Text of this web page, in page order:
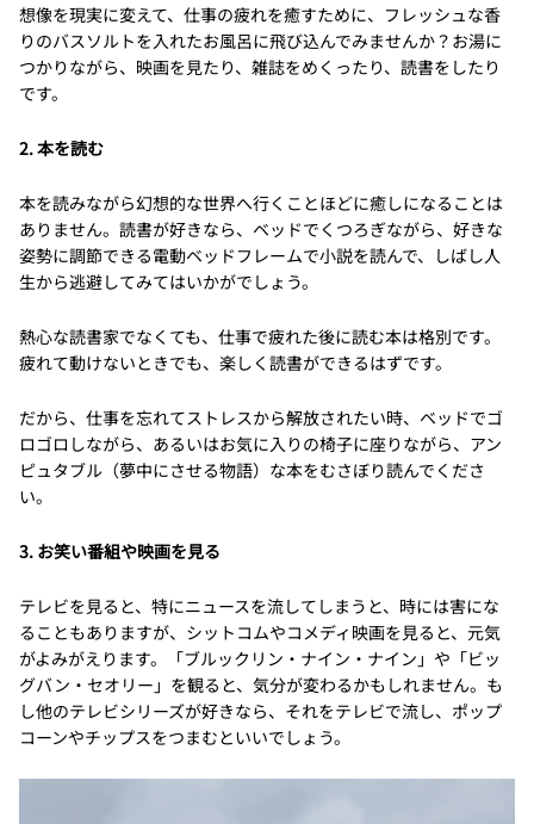
想像を現実に変えて、仕事の疲れを癒すために、フレッシュな香
りのバスソルトを入れたお風呂に飛び込んでみませんか？お湯に
つかりながら、映画を見たり、雑誌をめくったり、読書をしたり
です。
2. 本を読む
本を読みながら幻想的な世界へ行くことほどに癒しになることは
ありません。読書が好きなら、ベッドでくつろぎながら、好きな
姿勢に調節できる電動ベッドフレームで小説を読んで、しばし人
生から逃避してみてはいかがでしょう。
熱心な読書家でなくても、仕事で疲れた後に読む本は格別です。
疲れて動けないときでも、楽しく読書ができるはずです。
だから、仕事を忘れてストレスから解放されたい時、ベッドでゴ
ロゴロしながら、あるいはお気に入りの椅子に座りながら、アン
ピュタブル（夢中にさせる物語）な本をむさぼり読んでくださ
い。
3. お笑い番組や映画を見る
テレビを見ると、特にニュースを流してしまうと、時には害にな
ることもありますが、シットコムやコメディ映画を見ると、元気
がよみがえります。「ブルックリン・ナイン・ナイン」や「ビッ
グバン・セオリー」を観ると、気分が変わるかもしれません。も
し他のテレビシリーズが好きなら、それをテレビで流し、ポップ
コーンやチップスをつまむといいでしょう。